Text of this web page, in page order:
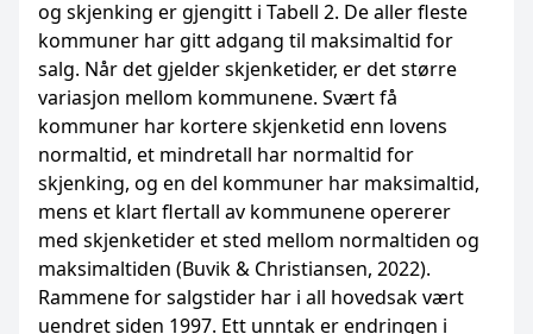
og skjenking er gjengitt i Tabell 2. De aller fleste
kommuner har gitt adgang til maksimaltid for
salg. Når det gjelder skjenketider, er det større
variasjon mellom kommunene. Svært få
kommuner har kortere skjenketid enn lovens
normaltid, et mindretall har normaltid for
skjenking, og en del kommuner har maksimaltid,
mens et klart flertall av kommunene opererer
med skjenketider et sted mellom normaltiden og
maksimaltiden (Buvik & Christiansen, 2022).
Rammene for salgstider har i all hovedsak vært
uendret siden 1997. Ett unntak er endringen i